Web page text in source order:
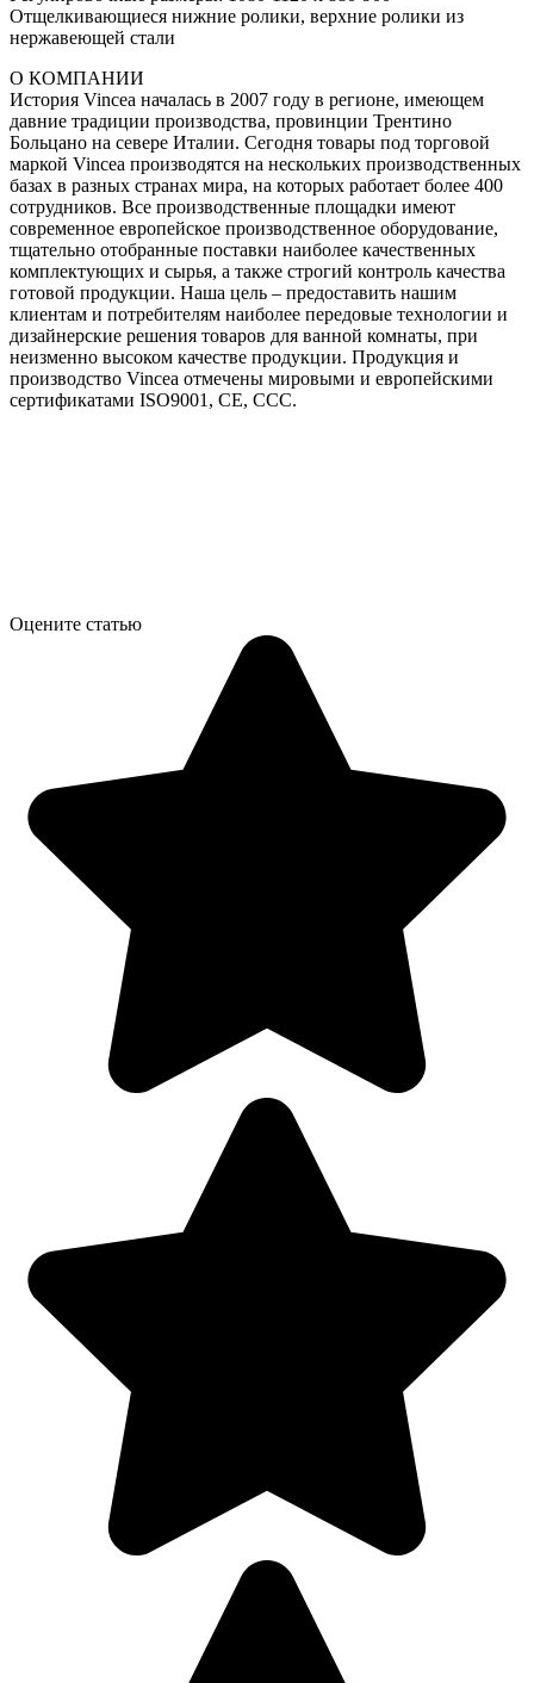
Отщелкивающиеся нижние ролики, верхние ролики из
нержавеющей стали
О КОМПАНИИ
История Vincea началась в 2007 году в регионе, имеющем
давние традиции производства, провинции Трентино
Больцано на севере Италии. Сегодня товары под торговой
маркой Vincea производятся на нескольких производственных
базах в разных странах мира, на которых работает более 400
сотрудников. Все производственные площадки имеют
современное европейское производственное оборудование,
тщательно отобранные поставки наиболее качественных
комплектующих и сырья, а также строгий контроль качества
готовой продукции. Наша цель – предоставить нашим
клиентам и потребителям наиболее передовые технологии и
дизайнерские решения товаров для ванной комнаты, при
неизменно высоком качестве продукции. Продукция и
производство Vincea отмечены мировыми и европейскими
сертификатами ISO9001, CE, CCC.
Оцените статью